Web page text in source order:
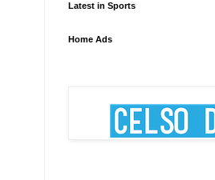
Latest in Sports
Home Ads